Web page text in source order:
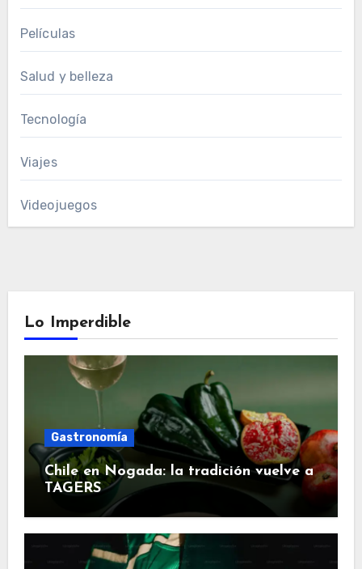
Películas
Salud y belleza
Tecnología
Viajes
Videojuegos
Lo Imperdible
Gastronomía
Chile en Nogada: la tradición vuelve a
TAGERS